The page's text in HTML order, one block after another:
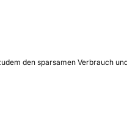
den sparsamen Verbrauch